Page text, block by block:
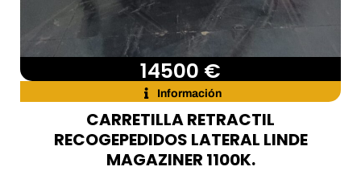
14500 €
Información
CARRETILLA RETRACTIL
RECOGEPEDIDOS LATERAL LINDE
MAGAZINER 1100K.